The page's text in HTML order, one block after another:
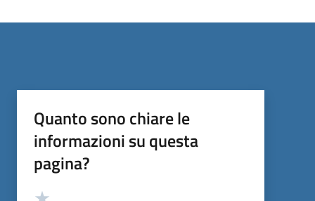
Quanto sono chiare le
informazioni su questa
pagina?
Valutazione